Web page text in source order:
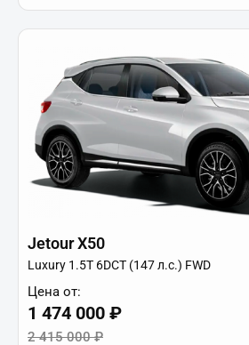
Jetour X50
Luxury 1.5T 6DCT (147 л.с.) FWD
Цена от:
1 474 000 ₽
2 415 000 ₽